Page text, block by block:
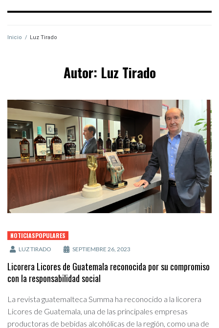
Inicio / Luz Tirado
Autor: Luz Tirado
NOTICIASPOPULARES
LUZ TIRADO SEPTIEMBRE 26, 2023
Licorera Licores de Guatemala reconocida por su compromiso
con la responsabilidad social
La revista guatemalteca Summa ha reconocido a la licorera
Licores de Guatemala, una de las principales empresas
productoras de bebidas alcohólicas de la región, como una de